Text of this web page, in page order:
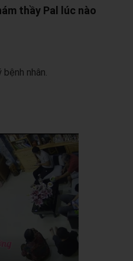
thầy Pal lúc nào
nhân.